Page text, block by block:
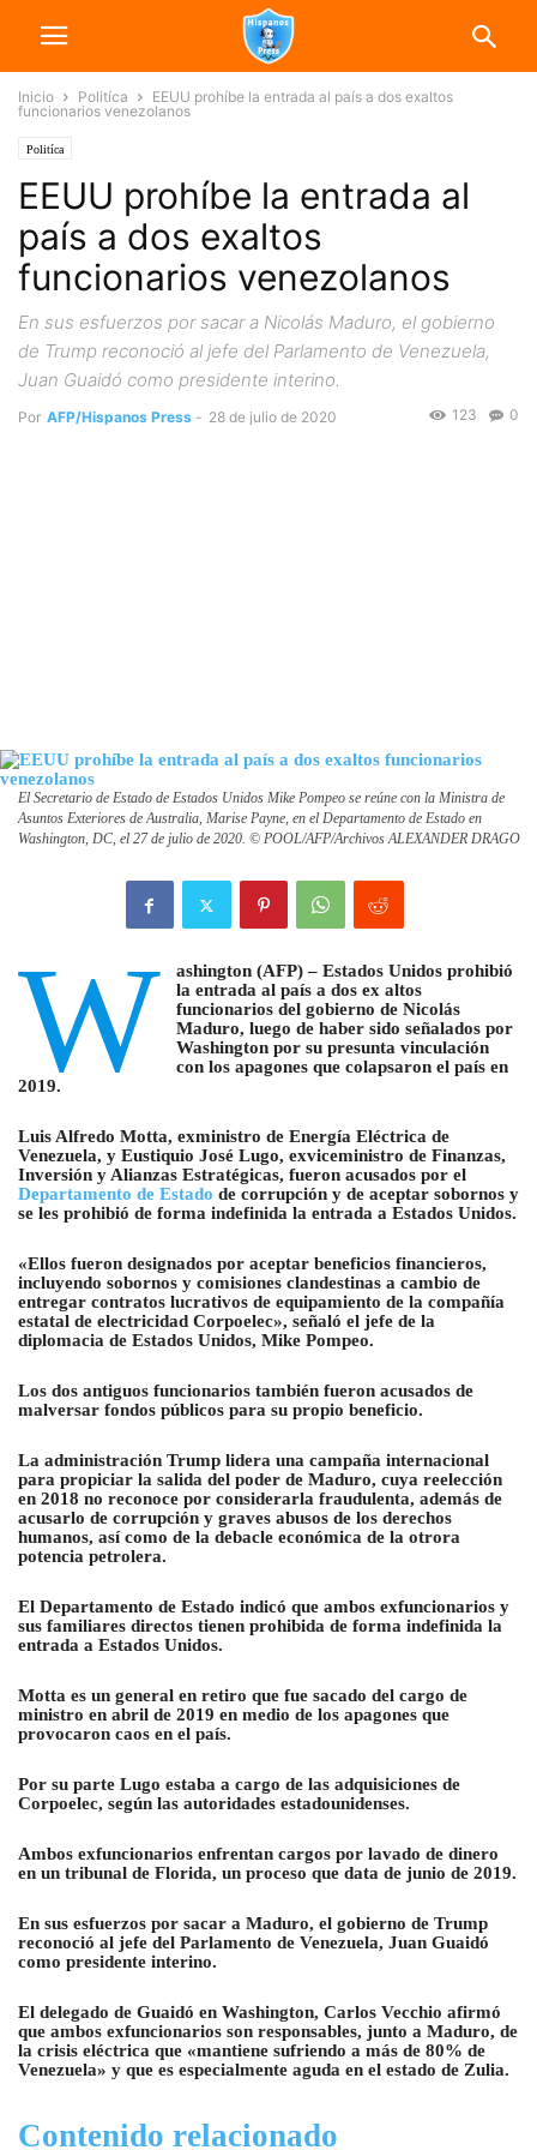
Inicio Politíca
EEUU prohíbe la entrada al país a dos exaltos
funcionarios venezolanos
Politíca
EEUU prohíbe la entrada al
país a dos exaltos
funcionarios venezolanos
En sus esfuerzos por sacar a Nicolás Maduro, el gobierno
de Trump reconoció al jefe del Parlamento de Venezuela,
Juan Guaidó como presidente interino.
Por AFP/Hispanos Press - 28 de julio de 2020 0
123
El Secretario de Estado de Estados Unidos Mike Pompeo se reúne con la Ministra de
Asuntos Exteriores de Australia, Marise Payne, en el Departamento de Estado en
Washington, DC, el 27 de julio de 2020. © POOL/AFP/Archivos ALEXANDER DRAGO
W
ashington (AFP) – Estados Unidos prohibió
la entrada al país a dos ex altos
funcionarios del gobierno de Nicolás
Maduro, luego de haber sido señalados por
Washington por su presunta vinculación
con los apagones que colapsaron el país en
2019.
Luis Alfredo Motta, exministro de Energía Eléctrica de
Venezuela, y Eustiquio José Lugo, exviceministro de Finanzas,
Inversión y Alianzas Estratégicas, fueron acusados por el
Departamento de Estado de corrupción y de aceptar sobornos y
se les prohibió de forma indefinida la entrada a Estados Unidos.
«Ellos fueron designados por aceptar beneficios financieros,
incluyendo sobornos y comisiones clandestinas a cambio de
entregar contratos lucrativos de equipamiento de la compañía
estatal de electricidad Corpoelec», señaló el jefe de la
diplomacia de Estados Unidos, Mike Pompeo.
Los dos antiguos funcionarios también fueron acusados de
malversar fondos públicos para su propio beneficio.
La administración Trump lidera una campaña internacional
para propiciar la salida del poder de Maduro, cuya reelección
en 2018 no reconoce por considerarla fraudulenta, además de
acusarlo de corrupción y graves abusos de los derechos
humanos, así como de la debacle económica de la otrora
potencia petrolera.
El Departamento de Estado indicó que ambos exfuncionarios y
sus familiares directos tienen prohibida de forma indefinida la
entrada a Estados Unidos.
Motta es un general en retiro que fue sacado del cargo de
ministro en abril de 2019 en medio de los apagones que
provocaron caos en el país.
Por su parte Lugo estaba a cargo de las adquisiciones de
Corpoelec, según las autoridades estadounidenses.
Ambos exfuncionarios enfrentan cargos por lavado de dinero
en un tribunal de Florida, un proceso que data de junio de 2019.
En sus esfuerzos por sacar a Maduro, el gobierno de Trump
reconoció al jefe del Parlamento de Venezuela, Juan Guaidó
como presidente interino.
El delegado de Guaidó en Washington, Carlos Vecchio afirmó
que ambos exfuncionarios son responsables, junto a Maduro, de
la crisis eléctrica que «mantiene sufriendo a más de 80% de
Venezuela» y que es especialmente aguda en el estado de Zulia.
Contenido relacionado